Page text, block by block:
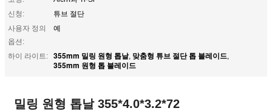
신청:
튜브 절단
사용자 정의
옵션:
예
하이 라이트: 355mm 밀링 원형 톱날, 맞춤형 튜브 절단 톱 블레이드,
355mm 원형 톱 블레이드
밀링 원형 톱날 355*4.0*3.2*72